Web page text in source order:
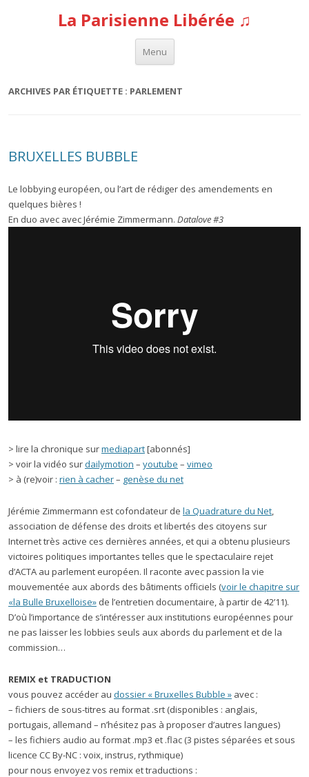
La Parisienne Libérée ♫
Menu
Aller au contenu
ARCHIVES PAR ÉTIQUETTE : PARLEMENT
BRUXELLES BUBBLE
Le lobbying européen, ou l’art de rédiger des amendements en
quelques bières !
En duo avec avec Jérémie Zimmermann. Datalove #3
> lire la chronique surmediapart[abonnés]
> voir la vidéo surdailymotion – youtube – vimeo
> à (re)voir : rien à cacher– genèse du net
Jérémie Zimmermann est cofondateur de la Quadrature du Net,
association de défense des droits et libertés des citoyens sur
Internet très active ces dernières années, et qui a obtenu plusieurs
victoires politiques importantes telles que le spectaculaire rejet
d’ACTA au parlement européen. Il raconte avec passion la vie
mouvementée aux abords des bâtiments officiels (voir le chapitre sur
«la Bulle Bruxelloise» de l’entretien documentaire, à partir de 42’11).
D’où l’importance de s’intéresser aux institutions européennes pour
ne pas laisser les lobbies seuls aux abords du parlement et de la
commission…
REMIX et TRADUCTION
vous pouvez accéder au dossier « Bruxelles Bubble » avec :
– fichiers de sous-titres au format .srt (disponibles : anglais,
portugais, allemand – n’hésitez pas à proposer d’autres langues)
– les fichiers audio au format .mp3 et .flac (3 pistes séparées et sous
licence CC By-NC : voix, instrus, rythmique)
pour nous envoyez vos remix et traductions :